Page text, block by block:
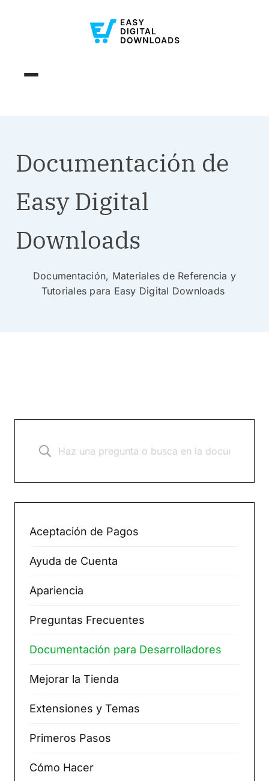
Documentación de
Easy Digital
Downloads
Documentación, Materiales de Referencia y
Tutoriales para Easy Digital Downloads
Aceptación de Pagos
Ayuda de Cuenta
Apariencia
Preguntas Frecuentes
Documentación para Desarrolladores
Mejorar la Tienda
Extensiones y Temas
Primeros Pasos
Cómo Hacer